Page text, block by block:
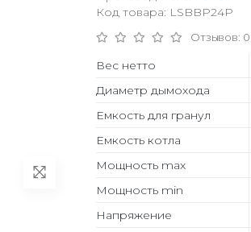
Код товара: LSBBP24P
Отзывов: 0
Вес нетто
Диаметр дымохода
Емкость для гранул
Емкость котла
Мощность max
Мощность min
Напряжение